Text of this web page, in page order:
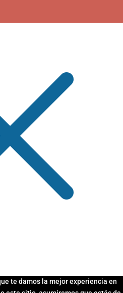
te damos la mejor experiencia en